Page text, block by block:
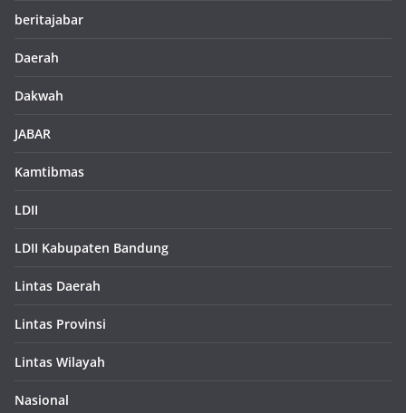
beritajabar
Daerah
Dakwah
JABAR
Kamtibmas
LDII
LDII Kabupaten Bandung
Lintas Daerah
Lintas Provinsi
Lintas Wilayah
Nasional